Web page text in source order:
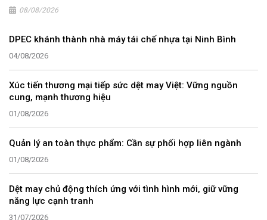
08/08/2026
DPEC khánh thành nhà máy tái chế nhựa tại Ninh Bình
04/08/2026
Xúc tiến thương mại tiếp sức dệt may Việt: Vững nguồn
cung, mạnh thương hiệu
01/08/2026
Quản lý an toàn thực phẩm: Cần sự phối hợp liên ngành
01/08/2026
Dệt may chủ động thích ứng với tình hình mới, giữ vững
năng lực cạnh tranh
31/07/2026